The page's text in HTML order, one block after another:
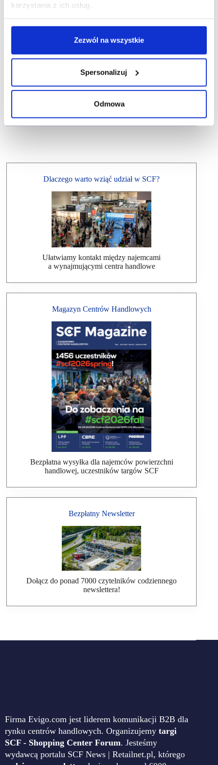
korzystania z ich usług.
Zezwól na wszystkie
Spersonalizuj
Odmowa
Dlaczego warto wziąć udział w SCF?
Ułatwiamy kontakt między najemcami
a wynajmującymi centra handlowe
Magazyn Centrów Handlowych
Bezpłatna wysyłka dla najemców powierzchni
handlowej, uczestników targów SCF
Bezpłatny Newsletter
Dołącz do ponad 7000 czytelników codziennego
newslettera!
Firma Evigo.com jest liderem komunikacji B2B dla
rynku centrów handlowych. Organizujemy targi
SCF - Shopping Center Forum. Jesteśmy
wydawcą portalu SCF News | Retailnet.pl, którego